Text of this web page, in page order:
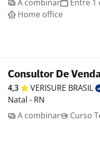
A combinar
Entre 1
Home office
Consultor De
4,3 VERISURE BRASIL
Natal - RN
A combinar
Curso